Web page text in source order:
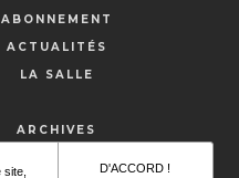
ABONNEMENT
ACTUALITÉS
LA SALLE
ARCHIVES
site, D'ACCORD !